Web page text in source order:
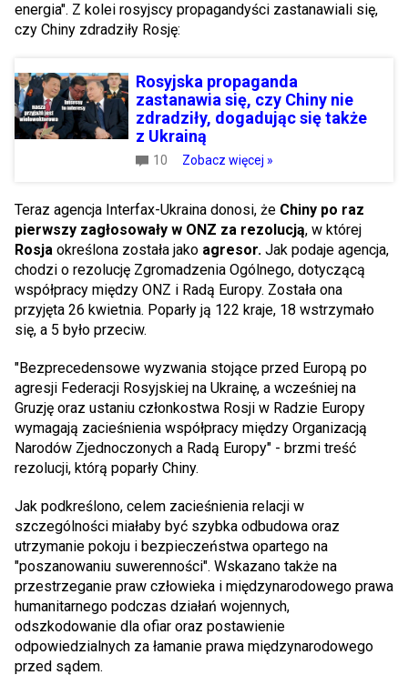
energia". Z kolei rosyjscy propagandyści zastanawiali się,
czy Chiny zdradziły Rosję:
Rosyjska propaganda
zastanawia się, czy Chiny nie
zdradziły, dogadując się także
z Ukrainą
10 Zobacz więcej »
Teraz agencja Interfax-Ukraina donosi, że Chiny po raz
pierwszy zagłosowały w ONZ za rezolucją, w której
Rosja określona została jako agresor. Jak podaje agencja,
chodzi o rezolucję Zgromadzenia Ogólnego, dotyczącą
współpracy między ONZ i Radą Europy. Została ona
przyjęta 26 kwietnia. Poparły ją 122 kraje, 18 wstrzymało
się, a 5 było przeciw.
"Bezprecedensowe wyzwania stojące przed Europą po
agresji Federacji Rosyjskiej na Ukrainę, a wcześniej na
Gruzję oraz ustaniu członkostwa Rosji w Radzie Europy
wymagają zacieśnienia współpracy między Organizacją
Narodów Zjednoczonych a Radą Europy" - brzmi treść
rezolucji, którą poparły Chiny.
Jak podkreślono, celem zacieśnienia relacji w
szczególności miałaby być szybka odbudowa oraz
utrzymanie pokoju i bezpieczeństwa opartego na
"poszanowaniu suwerenności". Wskazano także na
przestrzeganie praw człowieka i międzynarodowego prawa
humanitarnego podczas działań wojennych,
odszkodowanie dla ofiar oraz postawienie
odpowiedzialnych za łamanie prawa międzynarodowego
przed sądem.